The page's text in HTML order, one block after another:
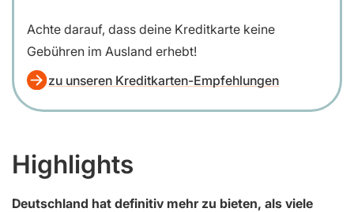
Achte darauf, dass deine Kreditkarte keine
Gebühren im Ausland erhebt!
zu unseren Kreditkarten-Empfehlungen
Highlights
Deutschland hat definitiv mehr zu bieten, als viele